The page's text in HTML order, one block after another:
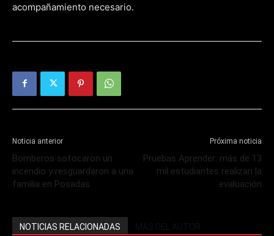
acompañamiento necesario.
Noticia anterior
Bomberos sofocaron un
incendio y resguardaron a una
familia en Posadas
Próxima noticia
Pruebas Aprender: más de 13
mil estudiantes realizan la
evaluación
NOTICIAS RELACIONADAS